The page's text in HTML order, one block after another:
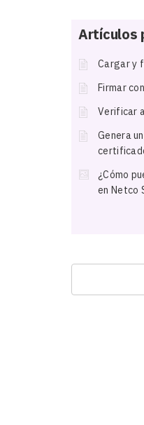
Artículos
Cargar y
Firmar
Verificar
Genera
¿Cómo
en Netco